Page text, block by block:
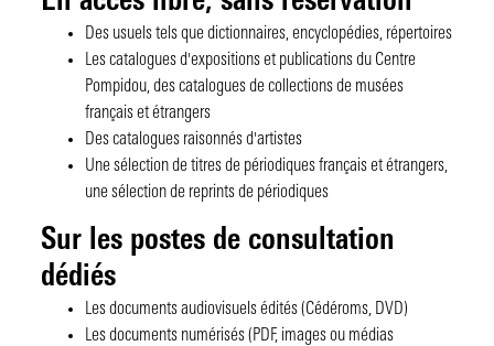
Des usuels tels que dictionnaires, encyclopédies, répertoires
Les catalogues d'expositions et publications du Centre
Pompidou, des catalogues de collections de musées
français et étrangers
Des catalogues raisonnés d'artistes
Une sélection de titres de périodiques français et étrangers,
une sélection de reprints de périodiques
Sur les postes de consultation
dédiés
Les documents audiovisuels édités (Cédéroms, DVD)
Les documents numérisés (PDF, images ou médias